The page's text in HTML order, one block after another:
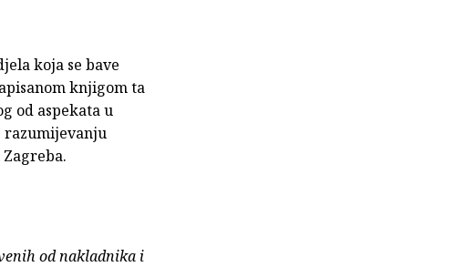
koja se bave
knjigom ta
od aspekata u
razumijevanju
od nakladnika i